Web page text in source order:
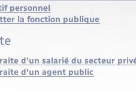
personnel
la fonction publique
d'un salarié du secteur
d'un agent public